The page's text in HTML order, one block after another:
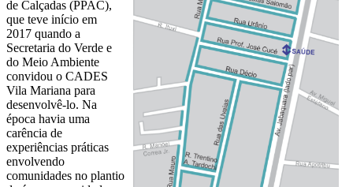
de Calçadas (PPAC),
que teve início em
2017 quando a
Secretaria do Verde e
do Meio Ambiente
convidou o CADES
Vila Mariana para
desenvolvê-lo. Na
época havia uma
carência de
experiências práticas
envolvendo
comunidades no plantio